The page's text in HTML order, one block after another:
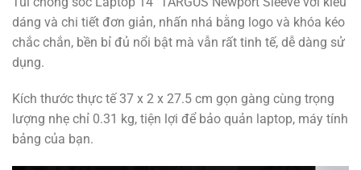
dáng và chi tiết đơn giản, nhấn nhá bằng logo và khóa kéo
chắc chắn, bền bỉ đủ nổi bật mà vẫn rất tinh tế, dễ dàng sử
dụng.
Kích thước thực tế 37 x 2 x 27.5 cm gọn gàng cùng trọng
lượng nhẹ chỉ 0.31 kg, tiện lợi để bảo quản laptop, máy tính
bảng của bạn.